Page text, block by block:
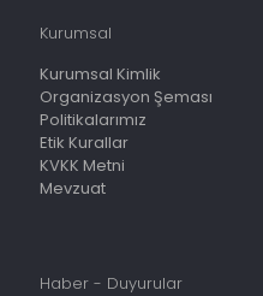
Kurumsal
Kurumsal Kimlik
Organizasyon Şeması
Politikalarımız
Etik Kurallar
KVKK Metni
Mevzuat
Haber - Duyurular